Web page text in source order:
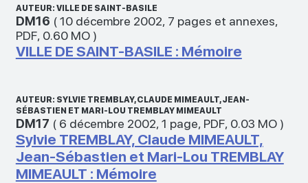
AUTEUR: VILLE DE SAINT-BASILE
DM16 (10 décembre 2002, 7 pages et annexes,
PDF, 0.60 MO)
VILLE DE SAINT-BASILE : Mémoire
AUTEUR: SYLVIE TREMBLAY, CLAUDE MIMEAULT, JEAN-
SÉBASTIEN ET MARI-LOU TREMBLAY MIMEAULT
DM17 ( 6 décembre 2002, 1 page, PDF, 0.03 MO)
Sylvie TREMBLAY, Claude MIMEAULT,
Jean-Sébastien et Mari-Lou TREMBLAY
MIMEAULT : Mémoire